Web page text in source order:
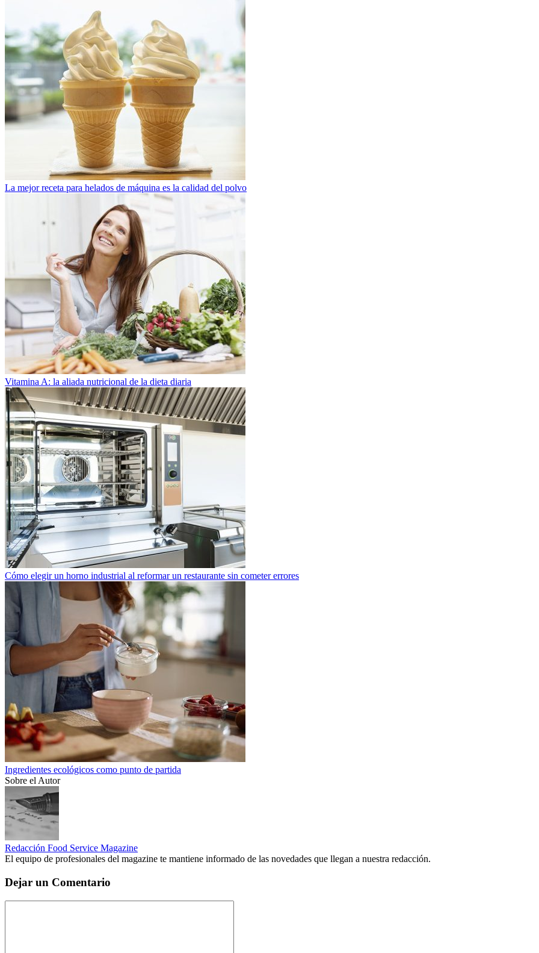
La mejor receta para helados de máquina es la calidad del polvo
Vitamina A: la aliada nutricional de la dieta diaria
Cómo elegir un horno industrial al reformar un restaurante sin cometer errores
Ingredientes ecológicos como punto de partida
Sobre el Autor
Redacción Food Service Magazine
El equipo de profesionales del magazine te mantiene informado de las novedades que llegan a nuestra redacción.
Dejar un Comentario